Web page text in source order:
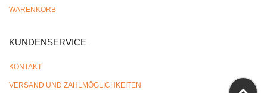
WARENKORB
KUNDENSERVICE
KONTAKT
VERSAND UND ZAHLMÖGLICHKEITEN